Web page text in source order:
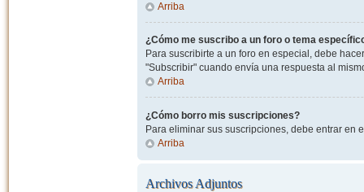
Arriba
¿Cómo me suscribo a un foro o tema
Para suscribirte a un foro en especial, debe
"Subscribir" cuando envía una respuesta al
Arriba
¿Cómo borro mis suscripciones?
Para eliminar sus suscripciones, debe entrar en
Arriba
Archivos Adjuntos